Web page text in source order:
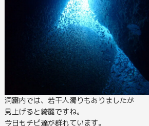
洞窟内では、若干人濁りもありましたが
見上げると綺麗ですね。
今日もチビ達が群れています。